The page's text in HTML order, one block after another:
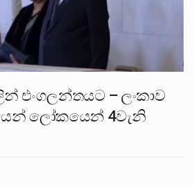
එංගලන්තයට – ලංකාව
ලෝකයෙන් 4වැනි